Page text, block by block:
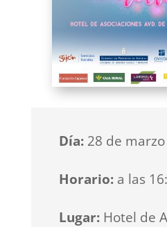
Día: 28 de
Horario:a las
Lugar: Hotel de